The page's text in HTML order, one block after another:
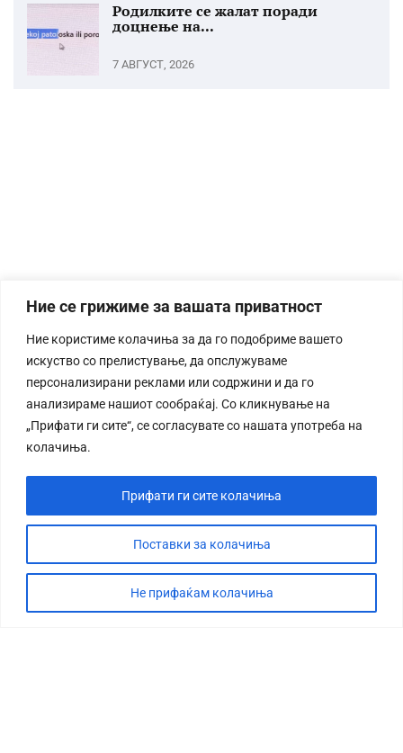
Ние се грижиме за вашата приватност
Ние користиме колачиња за да го подобриме вашето
искуство со прелистување, да опслужуваме
персонализирани реклами или содржини и да го
анализираме нашиот сообраќај. Со кликнување на
„Прифати ги сите“, се согласувате со нашата употреба на
колачиња.
Поставки за колачиња
Не прифаќам колачиња
Прифати ги сите колачиња
Родилките се жалат поради
доцнење на...
7 АВГУСТ, 2026